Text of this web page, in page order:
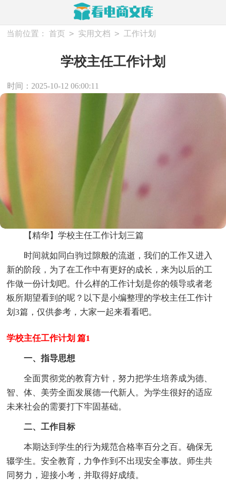
当前位置： 首页 > 实用文档 > 工作计划
学校主任工作计划
时间：2025-10-12 06:00:11
【精华】学校主任工作计划三篇
时间就如同白驹过隙般的流逝，我们的工作又进入
新的阶段，为了在工作中有更好的成长，来为以后的工
作做一份计划吧。什么样的工作计划是你的领导或者老
板所期望看到的呢？以下是小编整理的学校主任工作计
划3篇，仅供参考，大家一起来看看吧。
学校主任工作计划 篇1
一、指导思想
全面贯彻党的教育方针，努力把学生培养成为德、
智、体、美劳全面发展德一代新人。为学生很好的适应
未来社会的需要打下牢固基础。
二、工作目标
本期达到学生的行为规范合格率百分之百。确保无
辍学生。安全教育，力争作到不出现安全事故。师生共
同努力，迎接小考，并取得好成绩。